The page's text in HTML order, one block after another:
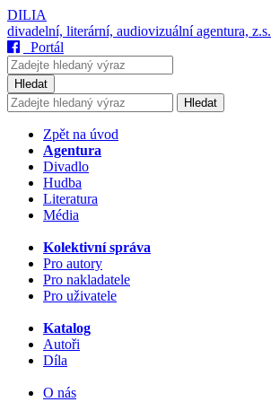
DILIA
divadelní, literární, audiovizuální agentura, z.s.
Portál
Hledat
Hledat
Zpět na úvod
Agentura
Divadlo
Hudba
Literatura
Média
Kolektivní správa
Pro autory
Pro nakladatele
Pro uživatele
Katalog
Autoři
Díla
O nás